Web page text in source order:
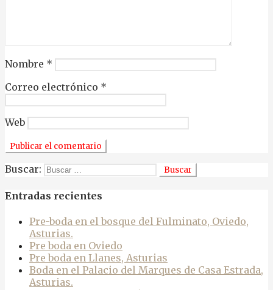
Nombre *
Correo electrónico *
Web
Buscar:
Entradas recientes
Pre-boda en el bosque del Fulminato, Oviedo,
Asturias.
Pre boda en Oviedo
Pre boda en Llanes, Asturias
Boda en el Palacio del Marques de Casa Estrada,
Asturias.